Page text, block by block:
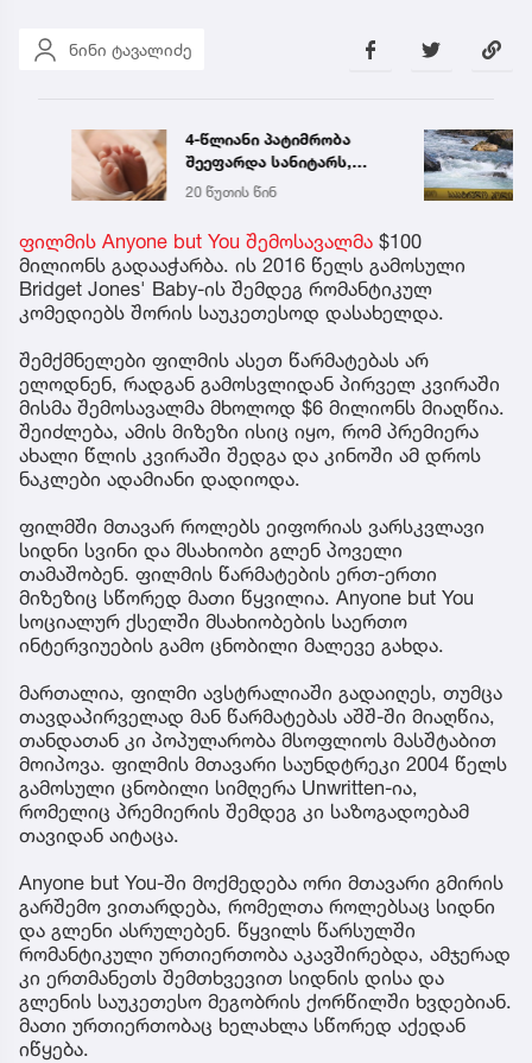
ნინი ტავალიძე
4-წლიანი პატიმრობა
შეეფარდა სანიტარს,
რომელმაც ბათუმის
კლინიკის
საპირფარეშოში
იმშობიარა და
ახალშობილს
სასიკვდილო
დაზიანებები მიაყენა
20 წუთის წინ 14:02
ფილმის Anyone but You შემოსავალმა $100
მილიონს გადააჭარბა. ის 2016 წელს გამოსული
Bridget Jones' Baby-ის შემდეგ რომანტიკულ
კომედიებს შორის საუკეთესოდ დასახელდა.
შემქმნელები ფილმის ასეთ წარმატებას არ
ელოდნენ, რადგან გამოსვლიდან პირველ კვირაში
მისმა შემოსავალმა მხოლოდ $6 მილიონს მიაღწია.
შეიძლება, ამის მიზეზი ისიც იყო, რომ პრემიერა
ახალი წლის კვირაში შედგა და კინოში ამ დროს
ნაკლები ადამიანი დადიოდა.
ფილმში მთავარ როლებს ეიფორიას ვარსკვლავი
სიდნი სვინი და მსახიობი გლენ პოველი
თამაშობენ. ფილმის წარმატების ერთ-ერთი
მიზეზიც სწორედ მათი წყვილია. Anyone but You
სოციალურ ქსელში მსახიობების საერთო
ინტერვიუების გამო ცნობილი მალევე გახდა.
მართალია, ფილმი ავსტრალიაში გადაიღეს, თუმცა
თავდაპირველად მან წარმატებას აშშ-ში მიაღწია,
თანდათან კი პოპულარობა მსოფლიოს მასშტაბით
მოიპოვა. ფილმის მთავარი საუნდტრეკი 2004 წელს
გამოსული ცნობილი სიმღერა Unwritten-ია,
რომელიც პრემიერის შემდეგ კი საზოგადოებამ
თავიდან აიტაცა.
Anyone but You-ში მოქმედება ორი მთავარი გმირის
გარშემო ვითარდება, რომელთა როლებსაც სიდნი
და გლენი ასრულებენ. წყვილს წარსულში
რომანტიკული ურთიერთობა აკავშირებდა, ამჯერად
კი ერთმანეთს შემთხვევით სიდნის დისა და
გლენის საუკეთესო მეგობრის ქორწილში ხვდებიან.
მათი ურთიერთობაც ხელახლა სწორედ აქედან
იწყება.